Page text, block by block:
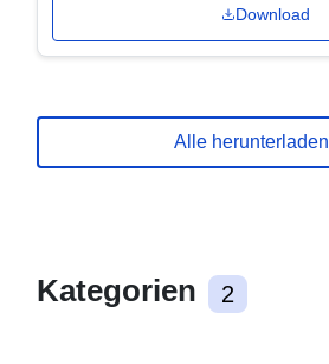
Download
Alle herunterladen
Kategorien 2